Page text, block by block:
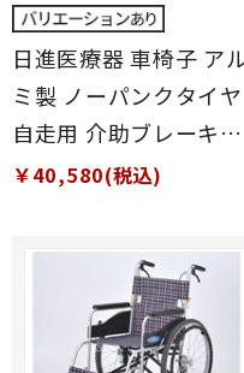
日進医療器 車椅子 アル
ミ製 ノーパンクタイヤ
自走用 介助ブレーキ付
き 軽量 13.8kg シート幅
￥40,580(税込)